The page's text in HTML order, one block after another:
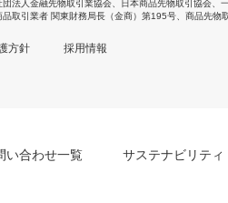
団法人金融先物取引業協会 日本商品先物取引協会
取引業者 関東財務局長（金商）第195号、商品先物
方針 採用情報
い合わせ一覧 サステナビリティ